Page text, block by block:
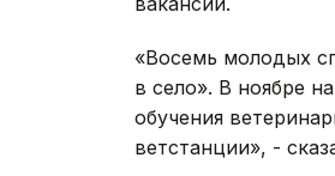
«Восемь молодых
в село». В ноябре
обучения
ветстанции», -